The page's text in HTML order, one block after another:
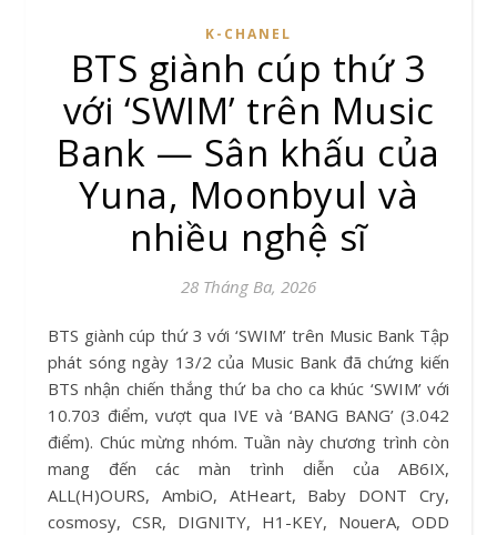
K-CHANEL
BTS giành cúp thứ 3
với ‘SWIM’ trên Music
Bank — Sân khấu của
Yuna, Moonbyul và
nhiều nghệ sĩ
28 Tháng Ba, 2026
BTS giành cúp thứ 3 với ‘SWIM’ trên Music Bank Tập
phát sóng ngày 13/2 của Music Bank đã chứng kiến
BTS nhận chiến thắng thứ ba cho ca khúc ‘SWIM’ với
10.703 điểm, vượt qua IVE và ‘BANG BANG’ (3.042
điểm). Chúc mừng nhóm. Tuần này chương trình còn
mang đến các màn trình diễn của AB6IX,
ALL(H)OURS, AmbiO, AtHeart, Baby DONT Cry,
cosmosy, CSR, DIGNITY, H1-KEY, NouerA, ODD